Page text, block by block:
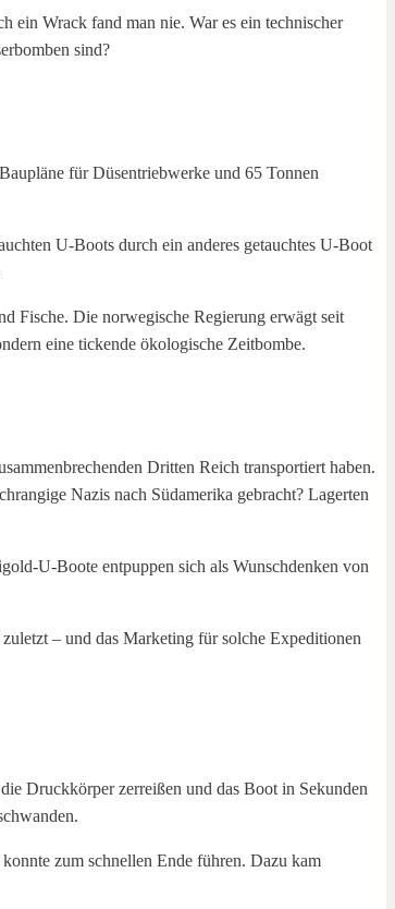
Wrack fand man nie. War es ein technischer
sind?
für Düsentriebwerke und 65 Tonnen
U-Boots durch ein anderes getauchtes U-Boot
Fische. Die norwegische Regierung erwägt seit
eine tickende ökologische Zeitbombe.
Dritten Reich transportiert haben.
Nazis nach Südamerika gebracht? Lagerten
U-Boote entpuppen sich als Wunschdenken von
– und das Marketing für solche Expeditionen
Druckkörper zerreißen und das Boot in Sekunden
zum schnellen Ende führen. Dazu kam